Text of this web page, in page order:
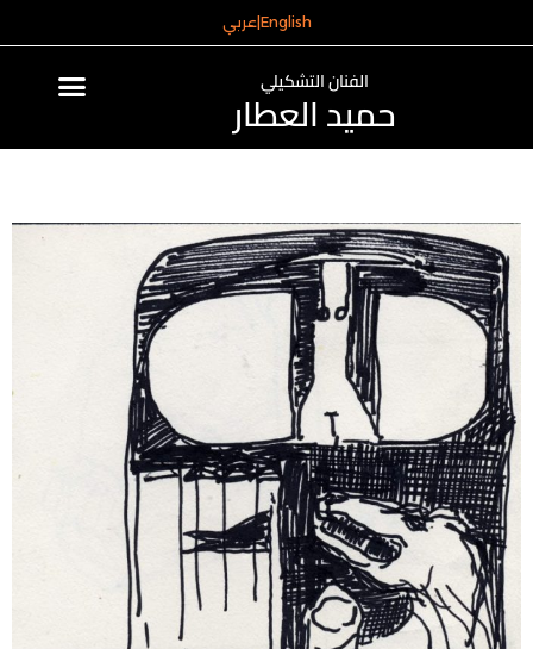
عربي| English
الفنان التشكيلي
حميد العطار